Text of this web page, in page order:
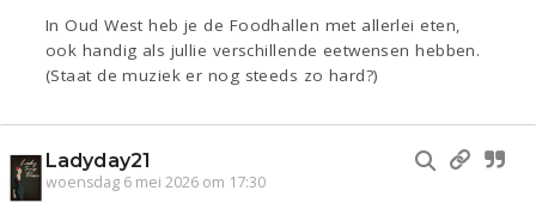
In Oud West heb je de Foodhallen met allerlei eten,
ook handig als jullie verschillende eetwensen hebben.
(Staat de muziek er nog steeds zo hard?)
Ladyday21
woensdag 6 mei 2026 om 17:30